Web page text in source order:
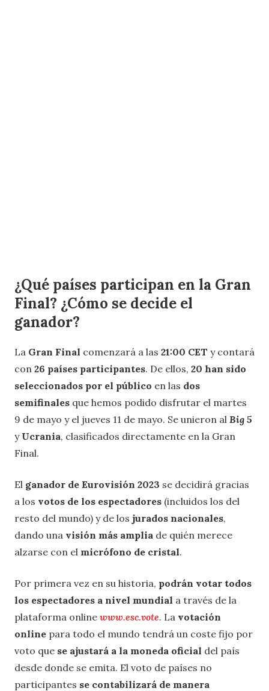
¿Qué países participan en la Gran
Final? ¿Cómo se decide el
ganador?
La Gran Final comenzará a las 21:00 CET y contará
con 26 países participantes. De ellos, 20 han sido
seleccionados por el público en las dos
semifinales que hemos podido disfrutar el martes
9 de mayo y el jueves 11 de mayo. Se unieron al Big 5
y Ucrania, clasificados directamente en la Gran
Final.
El ganador de Eurovisión 2023 se decidirá gracias
a los votos de los espectadores (incluidos los del
resto del mundo) y de los jurados nacionales,
dando una visión más amplia de quién merece
alzarse con el micrófono de cristal.
Por primera vez en su historia, podrán votar todos
los espectadores a nivel mundial a través de la
plataforma online www.esc.vote. La votación
online para todo el mundo tendrá un coste fijo por
voto que se ajustará a la moneda oficial del país
desde donde se emita. El voto de países no
participantes se contabilizará de manera